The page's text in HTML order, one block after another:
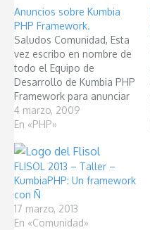
Anuncios sobre Kumbia
PHP Framework.
Saludos Comunidad, Esta
vez escribo en nombre de
todo el Equipo de
Desarrollo de Kumbia PHP
Framework para anunciar
varios avances que hemos
considerado importante
manera que todos nos
veamos involucrado y
seamos una verdadera
comunidad. El primer
cambio viene dado por la
maduración del
4 marzo, 2009
En «PHP»
FLISOL 2013 – Taller –
KumbiaPHP: Un framework
con Ñ
17 marzo, 2013
En «Comunidad»